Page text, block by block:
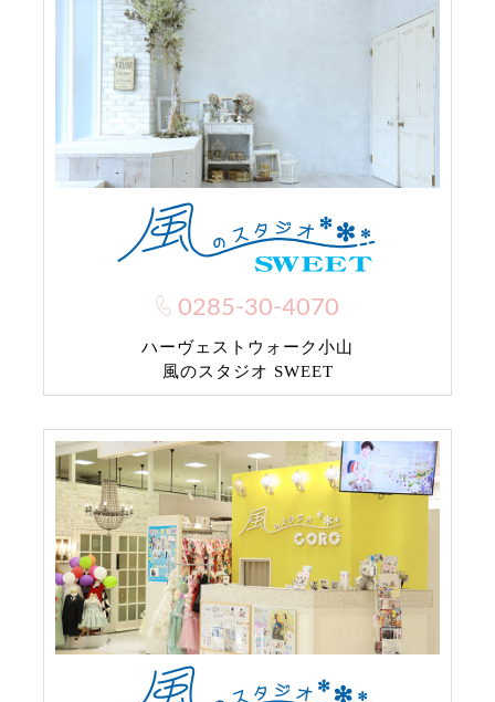
0285-30-4070
ハーヴェストウォーク小山
風のスタジオ SWEET